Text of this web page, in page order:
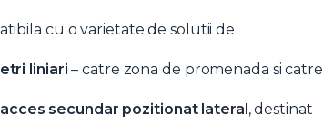
cu o varietate de solutii de
liniari – catre zona de promenada si catre
acces secundar pozitionat lateral , destinat